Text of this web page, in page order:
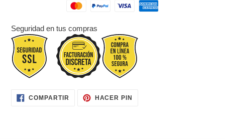
Seguridad en tus compras
COMPARTIR COMPARTIR
EN
HACER PIN